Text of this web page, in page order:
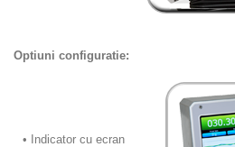
Optiuni configuratie:
• Indicator cu ecran